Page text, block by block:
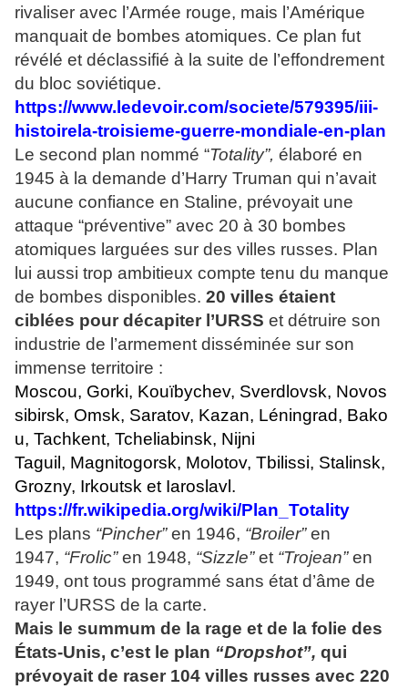
rivaliser avec l’Armée rouge, mais l’Amérique
manquait de bombes atomiques. Ce plan fut
révélé et déclassifié à la suite de l’effondrement
du bloc soviétique.
https://www.ledevoir.com/societe/579395/iii-
histoirela-troisieme-guerre-mondiale-en-plan
Le second plan nommé “Totality”, élaboré en
1945 à la demande d’Harry Truman qui n’avait
aucune confiance en Staline, prévoyait une
attaque “préventive” avec 20 à 30 bombes
atomiques larguées sur des villes russes. Plan
lui aussi trop ambitieux compte tenu du manque
de bombes disponibles. 20 villes étaient
ciblées pour décapiter l’URSS et détruire son
industrie de l’armement disséminée sur son
immense territoire :
Moscou, Gorki, Kouïbychev, Sverdlovsk, Novos
sibirsk, Omsk, Saratov, Kazan, Léningrad, Bako
u, Tachkent, Tcheliabinsk, Nijni
Taguil , Magnitogorsk, Molotov, Tbilissi, Stalinsk,
Grozny, Irkoutsk et Iaroslavl .
https://fr.wikipedia.org/wiki/Plan_Totality
Les plans “Pincher”en 1946, “Broiler”en
1947, “Frolic”en 1948, “Sizzle”et “Trojean”en
1949, ont tous programmé sans état d’âme de
rayer l’URSS de la carte.
Mais le summum de la rage et de la folie des
États-Unis, c’est le plan “Dropshot”, qui
prévoyait de raser 104 villes russes avec 220